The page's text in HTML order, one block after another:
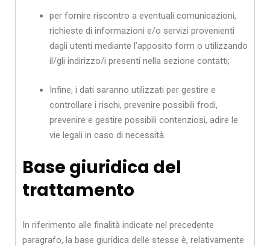
per fornire riscontro a eventuali comunicazioni,
richieste di informazioni e/o servizi provenienti
dagli utenti mediante l’apposito form o utilizzando
il/gli indirizzo/i presenti nella sezione contatti;
Infine, i dati saranno utilizzati per gestire e
controllare i rischi, prevenire possibili frodi,
prevenire e gestire possibili contenziosi, adire le
vie legali in caso di necessità.
Base giuridica del
trattamento
In riferimento alle finalità indicate nel precedente
paragrafo, la base giuridica delle stesse è, relativamente